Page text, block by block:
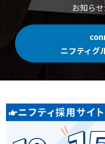
お知ら
ニフティグ